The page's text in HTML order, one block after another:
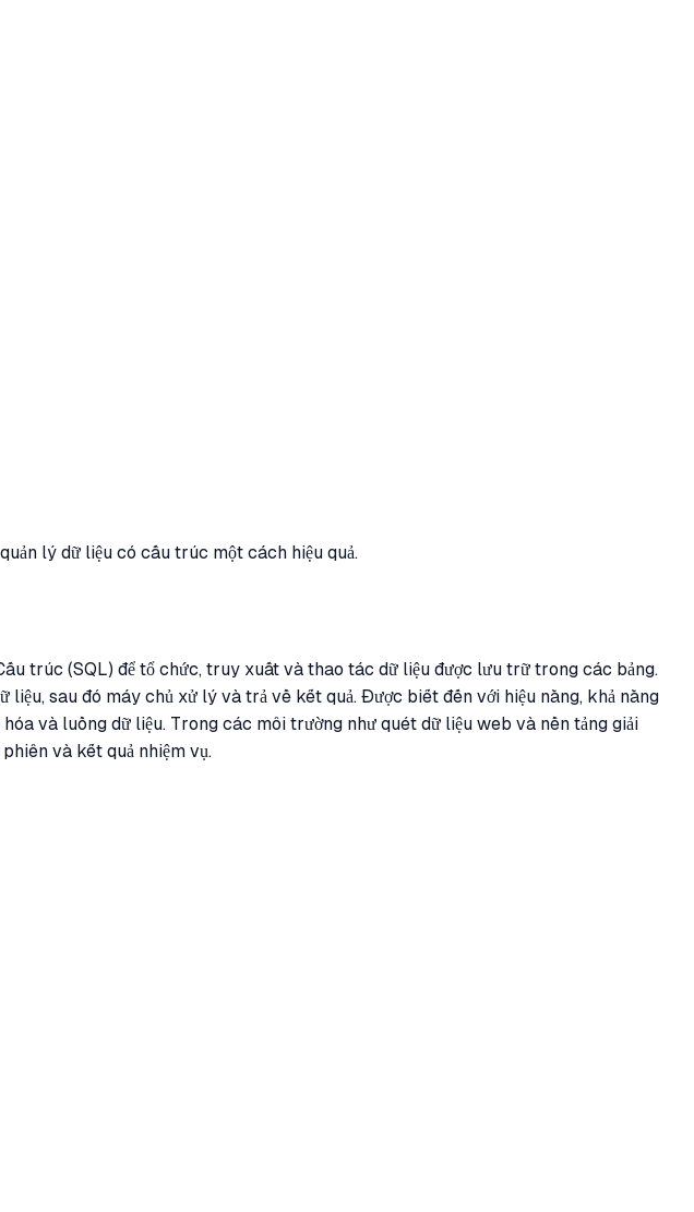
lý dữ liệu có cấu trúc một cách hiệu quả.
trúc (SQL) để tổ chức, truy xuất và thao tác dữ liệu được lưu trữ trong các bảng.
sau đó máy chủ xử lý và trả về kết quả. Được biết đến với hiệu năng, khả năng
và luồng dữ liệu. Trong các môi trường như quét dữ liệu web và nền tảng giải
và kết quả nhiệm vụ.